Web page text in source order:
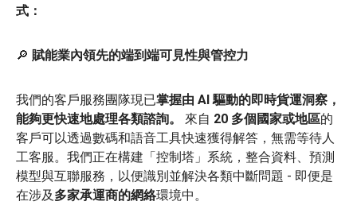
式：
🔎 賦能業內領先的端到端可見性與管控力
我們的客戶服務團隊現已掌握由 AI 驅動的即時貨運洞察，
能夠更快速地處理各類諮詢。
來自 20 多個國家或地區的
客戶可以透過數碼和語音工具快速獲得解答，無需等待人
工客服。我們正在構建「控制塔」系統，整合資料、預測
模型與互聯服務，以便識別並解決各類中斷問題 - 即便是
在涉及 多家承運商的網絡環境中。